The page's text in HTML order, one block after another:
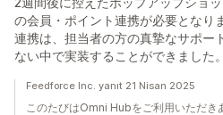
の会員・ポイント連携が必要となり
連携は、担当者の方の真摯なサポー
ない中で実装することができました。
Feedforce Inc. yanıt 21 Nisan 2025
このたびはOmni Hubをご利用いただき